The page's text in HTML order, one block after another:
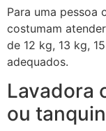
Para uma pessoa
costumam
de 12 kg, 13 kg,
adequados.
Lavadora
ou